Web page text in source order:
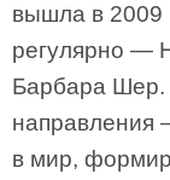
вышла в 2009
регулярно —
Барбара Шер.
направления
в мир,